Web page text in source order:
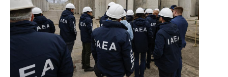
Оккупация Крыма
Новости Крыма
Донбасс
Армия Украины
Шоу-биз
Культура
Общество
Пресс-релизы
Пресс-релизы
Авторское
Мнение
Блоги